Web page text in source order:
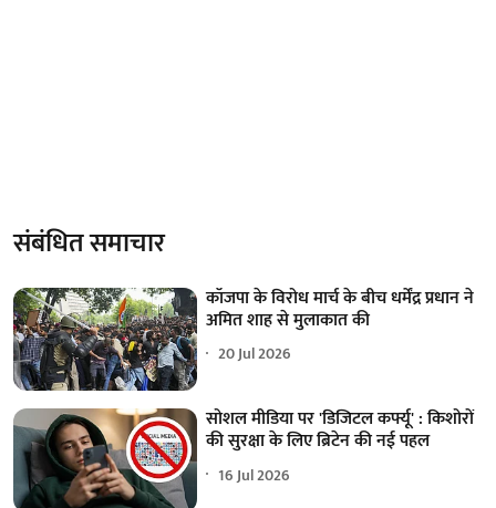
संबंधित समाचार
कॉजपा के विरोध मार्च के बीच धर्मेंद्र प्रधान ने
अमित शाह से मुलाकात की
20 Jul 2026
सोशल मीडिया पर 'डिजिटल कर्फ्यू' : किशोरों
की सुरक्षा के लिए ब्रिटेन की नई पहल
16 Jul 2026